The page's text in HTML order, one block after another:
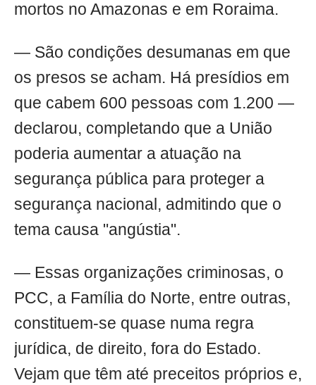
mortos no Amazonas e em Roraima.
— São condições desumanas em que
os presos se acham. Há presídios em
que cabem 600 pessoas com 1.200 —
declarou, completando que a União
poderia aumentar a atuação na
segurança pública para proteger a
segurança nacional, admitindo que o
tema causa "angústia".
— Essas organizações criminosas, o
PCC, a Família do Norte, entre outras,
constituem-se quase numa regra
jurídica, de direito, fora do Estado.
Vejam que têm até preceitos próprios e,